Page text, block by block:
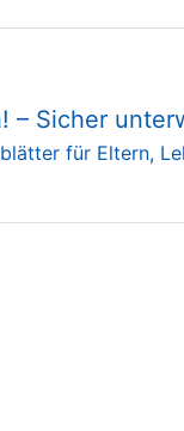
– Sicher
für Eltern,